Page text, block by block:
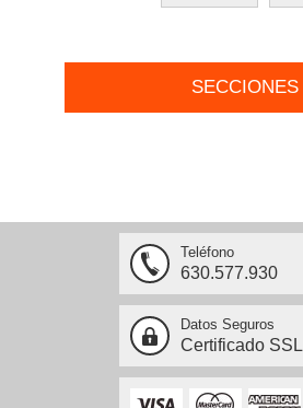
SECCIONES
Teléfono
630.577.930
Datos Seguros
Certificado SSL